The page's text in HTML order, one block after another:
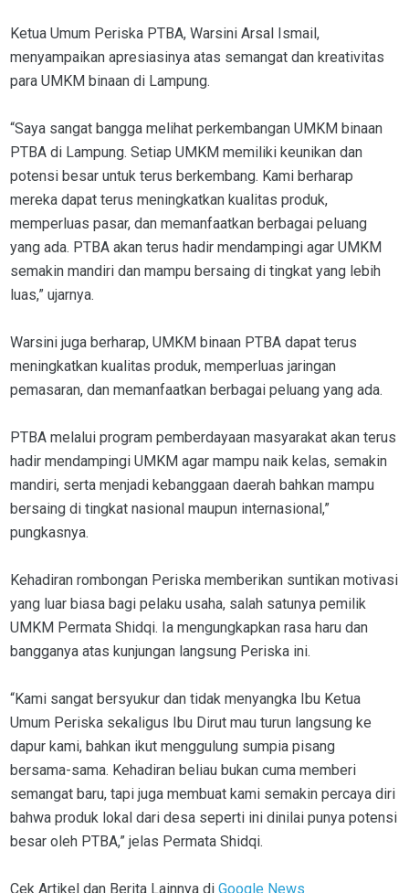
Ketua Umum Periska PTBA, Warsini Arsal Ismail,
menyampaikan apresiasinya atas semangat dan kreativitas
para UMKM binaan di Lampung.
“Saya sangat bangga melihat perkembangan UMKM binaan
PTBA di Lampung. Setiap UMKM memiliki keunikan dan
potensi besar untuk terus berkembang. Kami berharap
mereka dapat terus meningkatkan kualitas produk,
memperluas pasar, dan memanfaatkan berbagai peluang
yang ada. PTBA akan terus hadir mendampingi agar UMKM
semakin mandiri dan mampu bersaing di tingkat yang lebih
luas,” ujarnya.
Warsini juga berharap, UMKM binaan PTBA dapat terus
meningkatkan kualitas produk, memperluas jaringan
pemasaran, dan memanfaatkan berbagai peluang yang ada.
PTBA melalui program pemberdayaan masyarakat akan terus
hadir mendampingi UMKM agar mampu naik kelas, semakin
mandiri, serta menjadi kebanggaan daerah bahkan mampu
bersaing di tingkat nasional maupun internasional,”
pungkasnya.
Kehadiran rombongan Periska memberikan suntikan motivasi
yang luar biasa bagi pelaku usaha, salah satunya pemilik
UMKM Permata Shidqi. Ia mengungkapkan rasa haru dan
bangganya atas kunjungan langsung Periska ini.
“Kami sangat bersyukur dan tidak menyangka Ibu Ketua
Umum Periska sekaligus Ibu Dirut mau turun langsung ke
dapur kami, bahkan ikut menggulung sumpia pisang
bersama-sama. Kehadiran beliau bukan cuma memberi
semangat baru, tapi juga membuat kami semakin percaya diri
bahwa produk lokal dari desa seperti ini dinilai punya potensi
besar oleh PTBA,” jelas Permata Shidqi.
Cek Artikel dan Berita Lainnya di Google News